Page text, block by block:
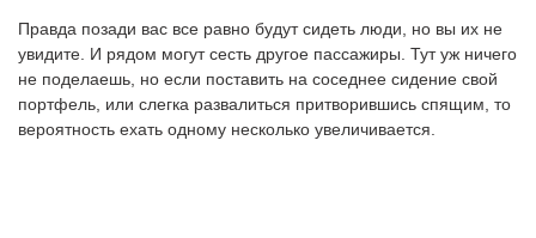
Правда позади вас все равно будут сидеть люди, но вы их не
увидите. И рядом могут сесть другое пассажиры. Тут уж ничего
не поделаешь, но если поставить на соседнее сидение свой
портфель, или слегка развалиться притворившись спящим, то
вероятность ехать одному несколько увеличивается.